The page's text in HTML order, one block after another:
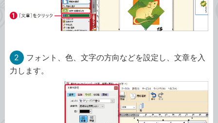
2
フォント、色、文字の方向などを設定し、文章を入
力します。